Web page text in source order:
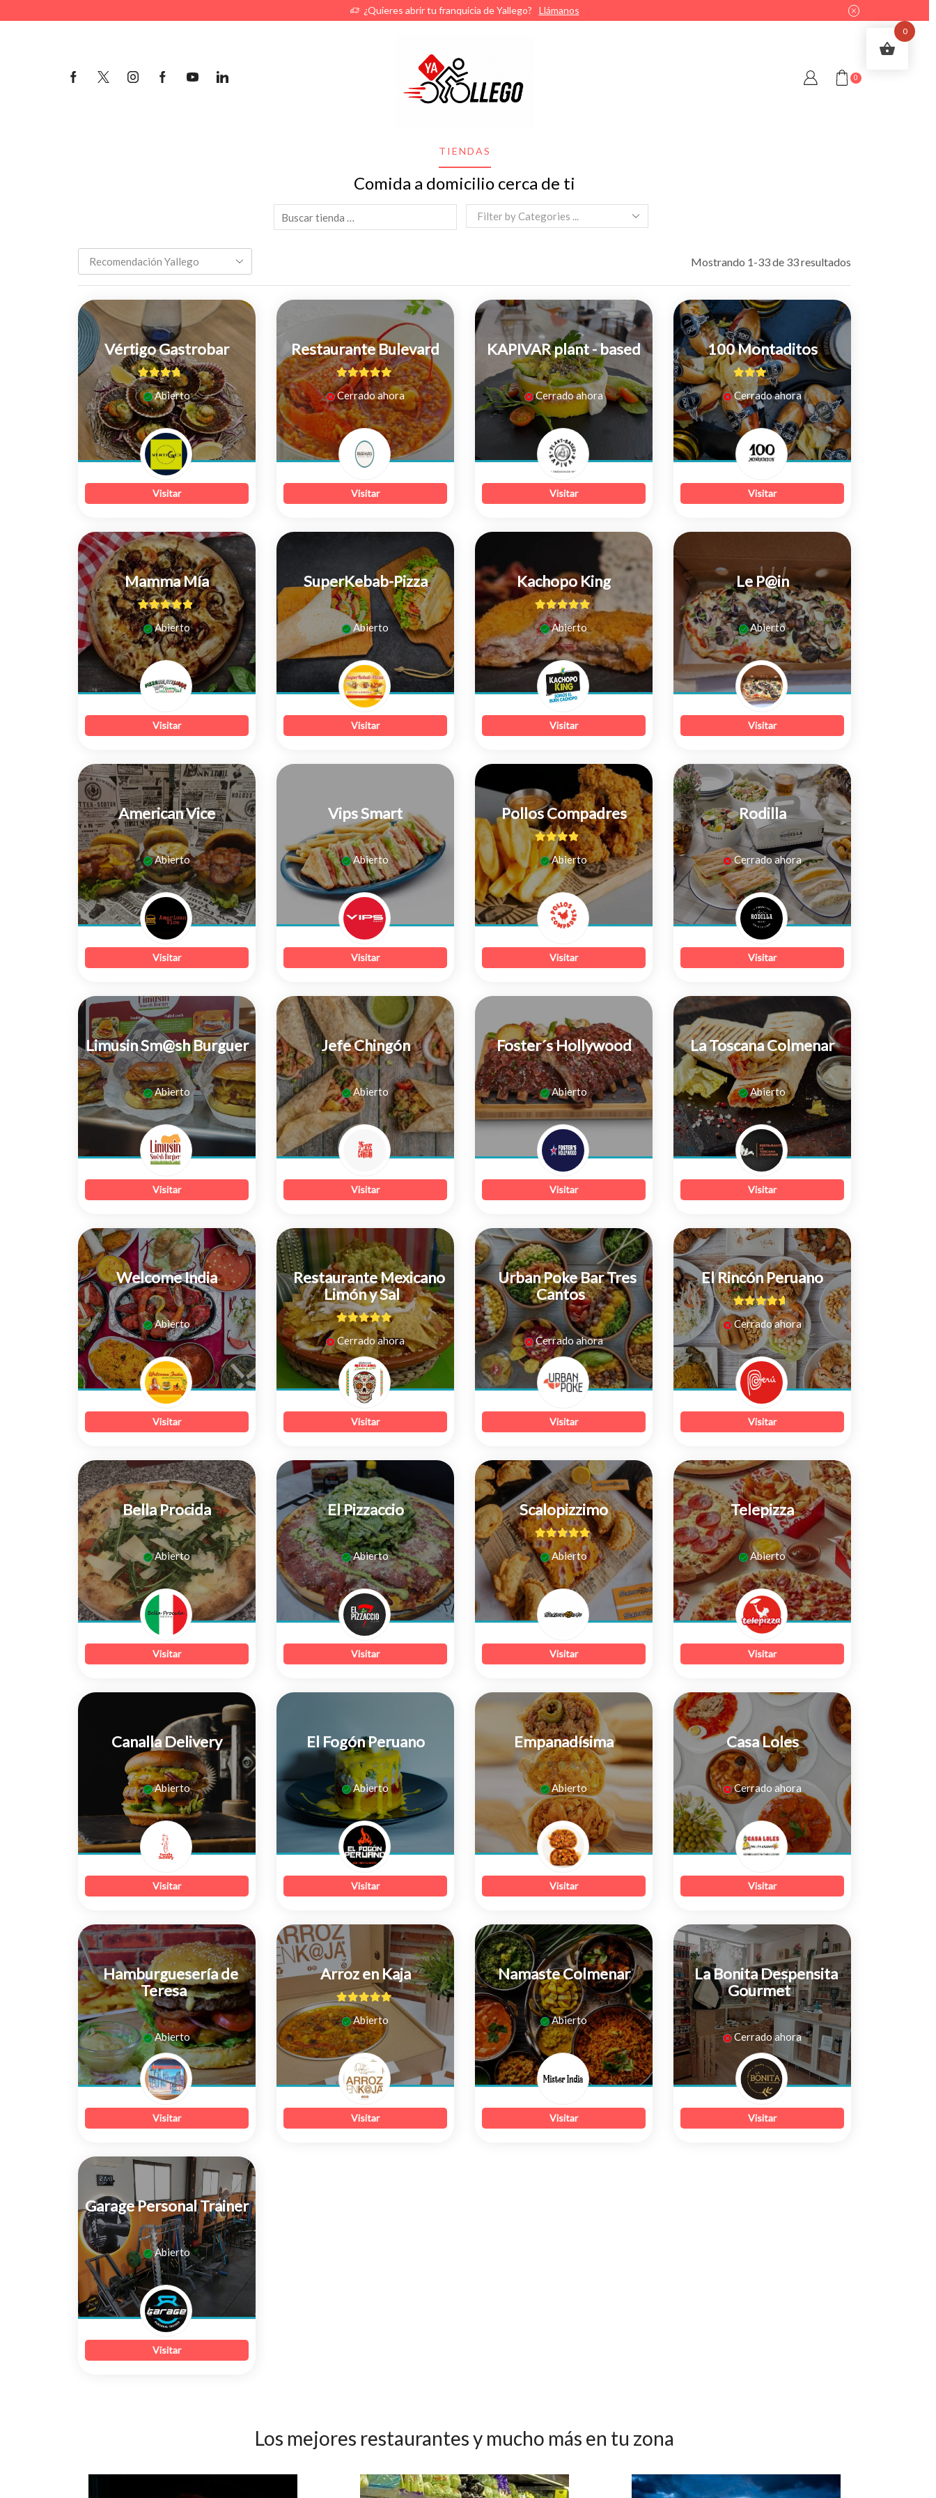
Abre tu franquicia Yallego Contacta Ahora
0
TIENDAS
Comida a domicilio cerca de ti
Filter by Categories ...
Mostrando 1-33 de 33 resultados
Vértigo Gastrobar
3.63de 5
Abierto
Visitar
Restaurante Bulevard
5de 5
Cerrado ahora
Visitar
KAPIVAR plant - based
0
de
5
Cerrado ahora
Visitar
100 Montaditos
3de 5
Cerrado ahora
Visitar
Mamma Mía
4.75de 5
Abierto
Visitar
SuperKebab-Pizza
0
de
5
Abierto
Visitar
Kachopo King
5de 5
Abierto
Visitar
Le P@in
0
de
5
Abierto
Visitar
American Vice
0
de
5
Abierto
Visitar
Vips Smart
0
de
5
Abierto
Visitar
Pollos Compadres
3.75de 5
Abierto
Visitar
Rodilla
0
de
5
Cerrado ahora
Visitar
Limusin Sm@sh Burguer
0
de
Abierto
Visitar
Jefe Chingón
0
de
5
Abierto
Visitar
Foster´s Hollywood
0
de
5
Abierto
Visitar
La Toscana Colmenar
0
de
5
Abierto
Visitar
Welcome India
0
de
5
Abierto
Visitar
Restaurante Mexicano
Limón y Sal
5de 5
Cerrado ahora
Visitar
Urban Poke Bar Tres
Cantos
0
de
5
Cerrado ahora
Visitar
El Rincón Peruano
4.5de 5
Cerrado ahora
Visitar
Bella Procida
de
5
Abierto
Visitar
El Pizzaccio
0
de
5
Abierto
Visitar
Scalopizzimo
5 de 5
Abierto
Visitar
Telepizza
0
de
5
Abierto
Visitar
Canalla Delivery
0
de
5
Abierto
Visitar
El Fogón Peruano
0
de
5
Abierto
Visitar
Empanadísima
0
de
5
Abierto
Visitar
Casa Loles
0
de
Cerrado ahora
Visitar
Hamburguesería de
Teresa
0
de
5
Abierto
Visitar
Arroz en Kaja
4.93de 5
Abierto
Visitar
Namaste Colmenar
0
de
5
Abierto
Visitar
La Bonita Despensita
Gourmet
0
de
Cerrado ahora
Visitar
Garage Personal Trainer
0
de
5
Abierto
Visitar
Los mejores restaurantes y mucho más en tu zona
0